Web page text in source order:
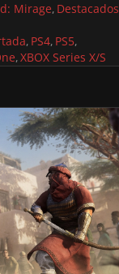
Mirage, Destacados
, PS4, PS5,
,XBOX Series X/S